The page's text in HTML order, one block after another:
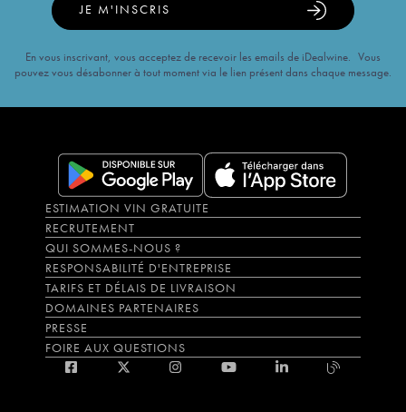
JE M'INSCRIS
En vous inscrivant, vous acceptez de recevoir les emails de iDealwine. Vous
pouvez vous désabonner à tout moment via le lien présent dans chaque message.
ESTIMATION VIN GRATUITE
RECRUTEMENT
QUI SOMMES-NOUS ?
RESPONSABILITÉ D'ENTREPRISE
TARIFS ET DÉLAIS DE LIVRAISON
DOMAINES PARTENAIRES
PRESSE
FOIRE AUX QUESTIONS